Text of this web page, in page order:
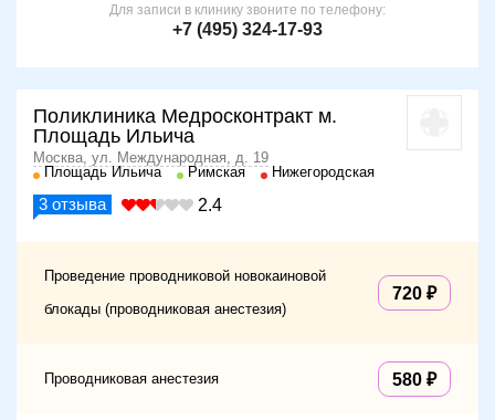
Для записи в клинику звоните по телефону:
+7 (495) 324-17-93
Поликлиника Медросконтракт м.
Площадь Ильича
Москва, ул. Международная, д. 19
Площадь Ильича
Римская Нижегородская
3 отзыва 2.4
Проведение проводниковой новокаиновой
блокады (проводниковая анестезия)
720
Проводниковая анестезия 580